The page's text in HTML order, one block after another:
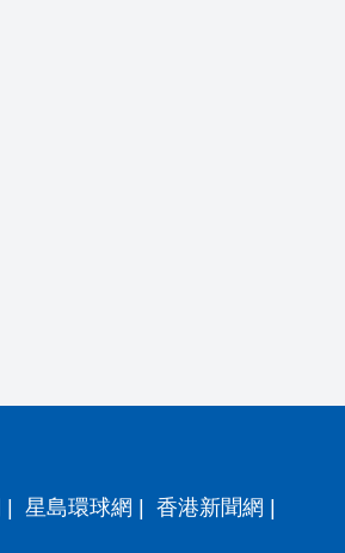
星島環球網 香港新聞網